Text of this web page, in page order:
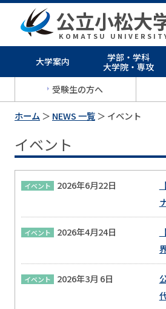
公立小松大
KOMATSU
大学案内
学部・学科
大学院・専攻
受験生の方へ
ホーム ＞ NEWS 一覧 ＞ イベント
イベント
イベント 2026年6月22日
イベント 2026年4月24日
イベント 2026年3月 6日